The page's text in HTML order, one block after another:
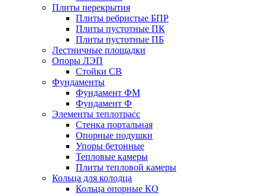
Плиты перекрытия
Плиты ребристые БПР
Плиты пустотные ПК
Плиты пустотные ПБ
Лестничные площадки
Опоры ЛЭП
Стойки СВ
Фундаменты
Фyндамент ФМ
Фyндамент Ф
Элементы теплотрасс
Стенка портальная
Опорные подушки
Упоры бетонные
Тепловые камеры
Плиты тепловой камеры
Кольца для колодца
Кольца опорные КО